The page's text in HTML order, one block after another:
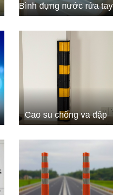
Bình đựng nước rửa tay
Cao su chống va đập